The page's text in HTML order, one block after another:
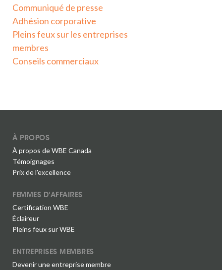
Communiqué de presse
Adhésion corporative
Pleins feux sur les entreprises
membres
Conseils commerciaux
À PROPOS
À propos de WBE Canada
Témoignages
Prix de l'excellence
FEMMES D'AFFAIRES
Certification WBE
Éclaireur
Pleins feux sur WBE
ENTREPRISES MEMBRES
Devenir une entreprise membre